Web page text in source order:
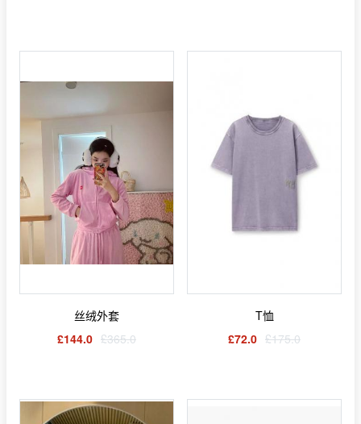
丝绒外套
£144.0 £365.0
T恤
£72.0 £175.0